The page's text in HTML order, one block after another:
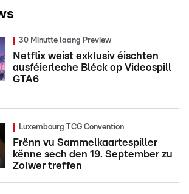
30 Minutte laang Preview
Netflix weist exklusiv éischten
ausféierleche Bléck op Videospill
GTA6
Luxembourg TCG Convention
Frënn vu Sammelkaartespiller
kënne sech den 19. September zu
Zolwer treffen